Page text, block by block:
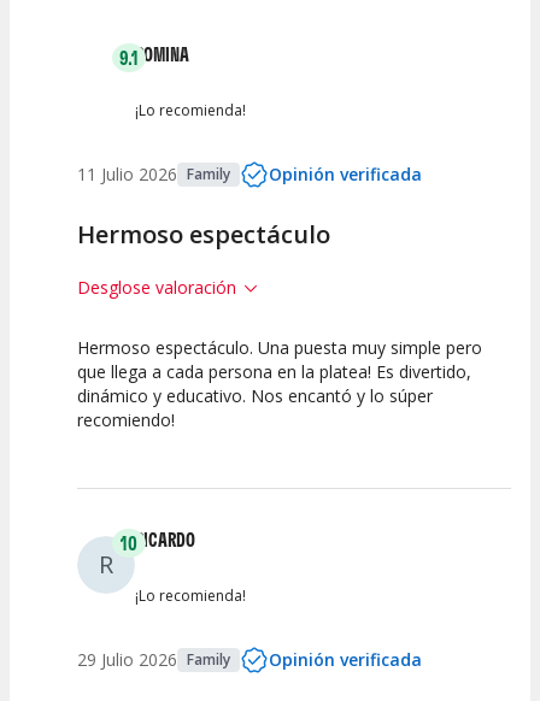
9.1ROMINA
¡Lo recomienda!
11 Julio 2026 Family Opinión verificada
Hermoso espectáculo
Desglose valoración
10
Calidad del
Espectáculo
7.5
Puesta en
10
Interpretación
Hermoso espectáculo. Una puesta muy simple pero
que llega a cada persona en la platea! Es divertido,
dinámico y educativo. Nos encantó y lo súper
recomiendo!
R
10RICARDO
¡Lo recomienda!
29 Julio 2026 Family Opinión verificada